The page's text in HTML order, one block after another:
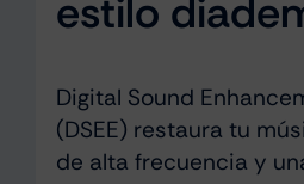
estilo
Digital Sound
(DSEE) restaura tu
de alta frecuencia y